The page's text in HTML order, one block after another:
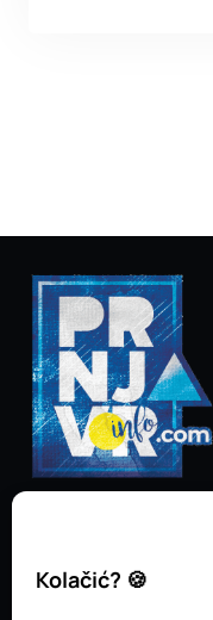
Kolačić? 🍪